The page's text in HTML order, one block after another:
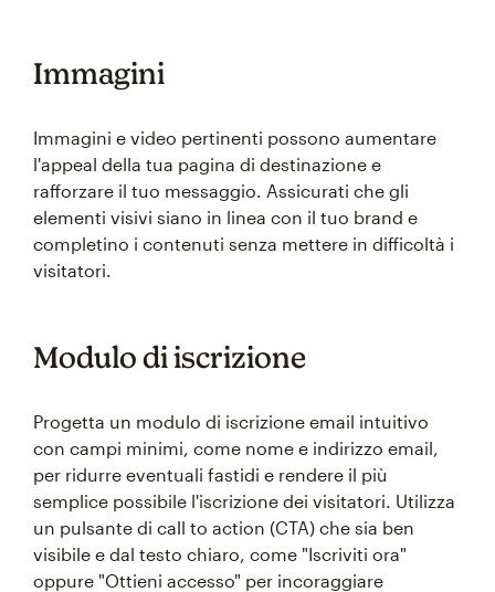
Immagini
Immagini e video pertinenti possono aumentare
l'appeal della tua pagina di destinazione e
rafforzare il tuo messaggio. Assicurati che gli
elementi visivi siano in linea con il tuo brand e
completino i contenuti senza mettere in difficoltà i
visitatori.
Modulo di iscrizione
Progetta un modulo di iscrizione email intuitivo
con campi minimi, come nome e indirizzo email,
per ridurre eventuali fastidi e rendere il più
semplice possibile l'iscrizione dei visitatori. Utilizza
un pulsante di call to action (CTA) che sia ben
visibile e dal testo chiaro, come "Iscriviti ora"
oppure "Ottieni accesso" per incoraggiare